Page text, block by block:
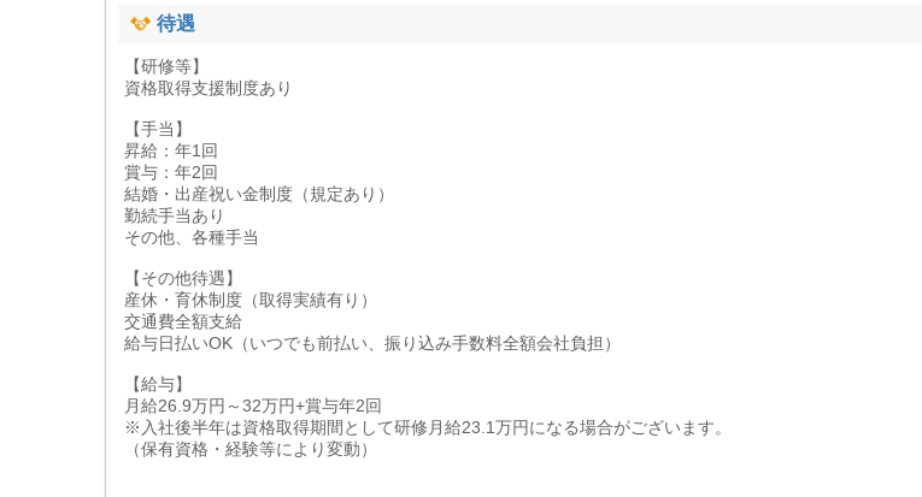
待遇
【研修等】
資格取得支援制度あり
【手当】
昇給：年1回
賞与：年2回
結婚・出産祝い金制度（規定あり）
勤続手当あり
その他、各種手当
【その他待遇】
産休・育休制度（取得実績有り）
交通費全額支給
給与日払いOK（いつでも前払い、振り込み手数料全額会社負担）
【給与】
月給26.9万円～32万円+賞与年2回
※入社後半年は資格取得期間として研修月給23.1万円になる場合がございます。
（保有資格・経験等により変動）